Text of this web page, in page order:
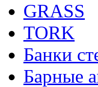
GRASS
TORK
Банки
Барные